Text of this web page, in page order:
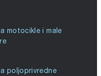
motocikle i male
poljoprivredne